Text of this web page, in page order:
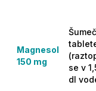
Magnesol
150 mg
se v
dl